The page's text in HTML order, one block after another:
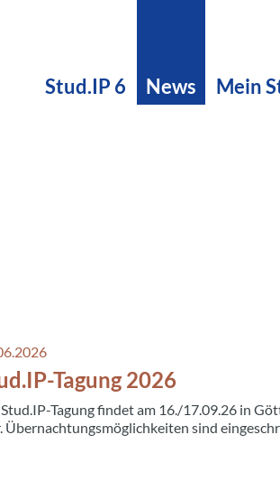
Stud.IP 6 News Mein
Tagung 2026
Tagung findet am 16./17.09.26 in
Übernachtungsmöglichkeiten sind